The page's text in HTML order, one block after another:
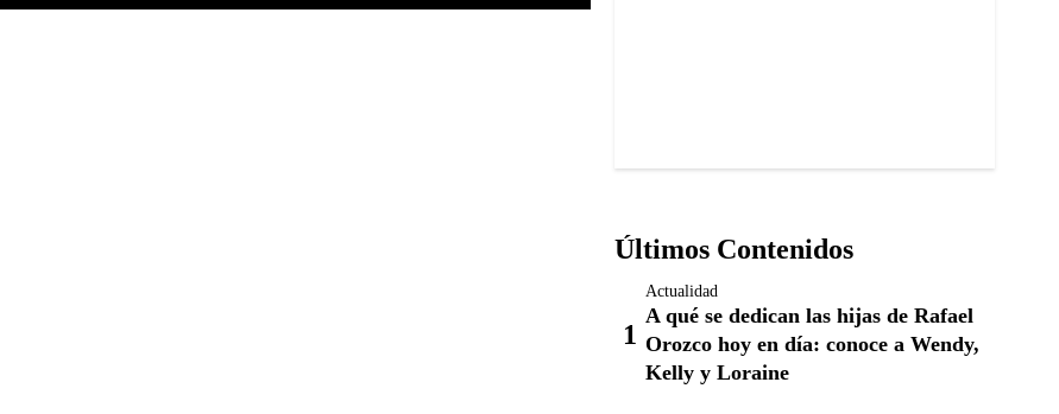
Últimos Contenidos
Actualidad
A qué se dedican las hijas de Rafael
Orozco hoy en día: conoce a Wendy,
Kelly y Loraine